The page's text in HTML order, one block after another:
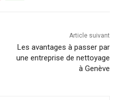
Article suivant
Les avantages à passer par
une entreprise de nettoyage
à Genève